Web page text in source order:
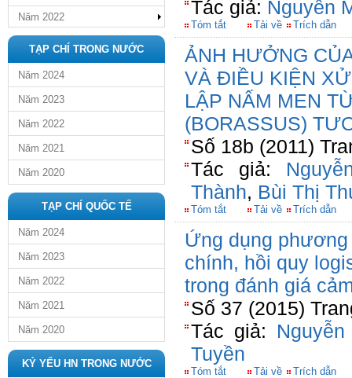
Năm 2022
TẠP CHÍ TRONG NƯỚC
Năm 2024
Năm 2023
Năm 2022
Năm 2021
Năm 2020
TẠP CHÍ QUỐC TẾ
Năm 2024
Năm 2023
Năm 2022
Năm 2021
Năm 2020
KỶ YẾU HN TRONG NƯỚC
Tác giả: Nguyễn
Tóm tắt Tải về Trích dẫn
ẢNH HƯỞNG
VÀ ĐIỀU KIỆN
LẬP NẤM MEN
(BORASSUS)
Số 18b (2011)
Tác giả:
Thành, Bùi Thị
Tóm tắt Tải về Trích dẫn
Ứng dụng
chính, hồi quy
trong đánh giá
Số 37 (2015)
Tác giả:
Tuyền
Tóm tắt Tải về Trích dẫn